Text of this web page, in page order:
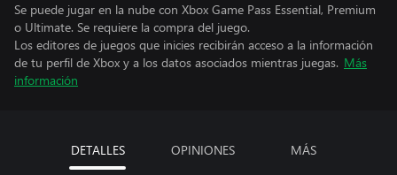
Se puede jugar en la nube con Xbox Game Pass Essential, Premium
o Ultimate. Se requiere la compra del juego.
Los editores de juegos que inicies recibirán acceso a la información
de tu perfil de Xbox y a los datos asociados mientras juegas. Más
información
DETALLES OPINIONES MÁS